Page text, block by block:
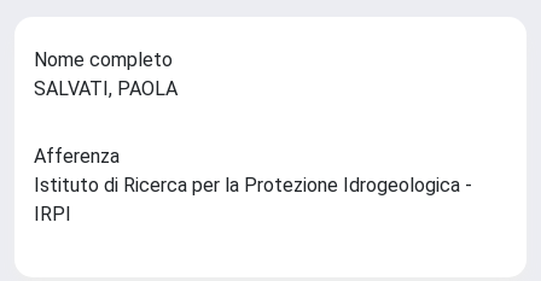
Nome completo
SALVATI, PAOLA
Afferenza
Istituto di Ricerca per la Protezione Idrogeologica -
IRPI